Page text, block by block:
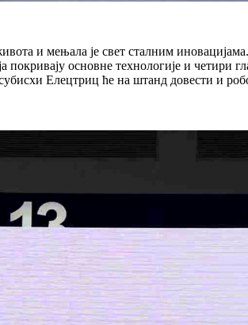
и мењала је свет сталним
покривају основне технологије и четири
Елецтриц ће на штанд довести и